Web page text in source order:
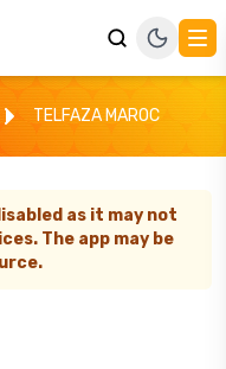
TELFAZA MAROC
as it may not
The app may be